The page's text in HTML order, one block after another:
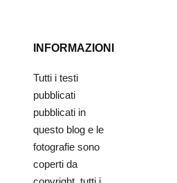
INFORMAZIONI
Tutti i testi
pubblicati
pubblicati in
questo blog e le
fotografie sono
coperti da